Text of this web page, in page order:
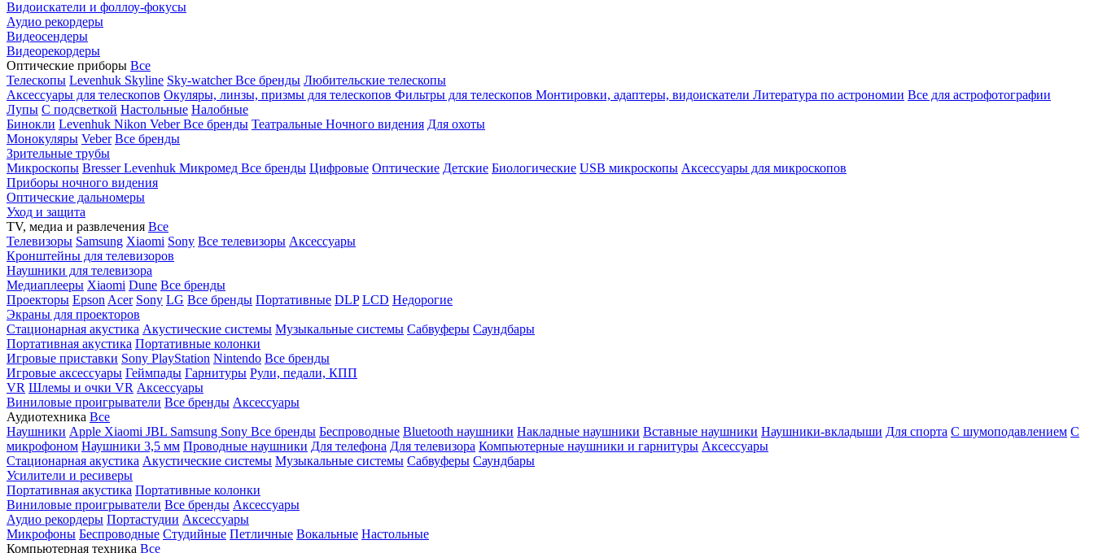
Видоискатели и фоллоу-фокусы
Аудио рекордеры
Видеосендеры
Видеорекордеры
Оптические приборы Все
Телескопы Levenhuk Skyline Sky-watcherВсе бренды Любительские телескопы
Аксессуары для телескопов Окуляры, линзы, призмы для телескопов Фильтры для телескопов Монтировки, адаптеры, видоискатели Литература по астрономии Все для астрофотографии
Лупы С подсветкой Настольные Налобные
Бинокли Levenhuk Nikon VeberВсе бренды Театральные Ночного видения Для охоты
Монокуляры Veber Все бренды
Зрительные трубы
Микроскопы BresserLevenhuk Микромед Все бренды Цифровые Оптические Детские Биологические USB микроскопы Аксессуары для микроскопов
Приборы ночного видения
Оптические дальномеры
Уход и защита
TV, медиа и развлечения Все
Телевизоры Samsung Xiaomi Sony Все телевизоры Аксессуары
Кронштейны для телевизоров
Наушники для телевизора
Медиаплееры Xiaomi Dune Все бренды
Проекторы Epson Acer Sony LG Все бренды Портативные DLP LCD Недорогие
Экраны для проекторов
Стационарная акустика Акустические системы Музыкальные системы Сабвуферы Саундбары
Портативная акустика Портативные колонки
Игровые приставки Sony PlayStation Nintendo Все бренды
Игровые аксессуары Геймпады Гарнитуры Рули, педали, КПП
VR Шлемы и очки VR Аксессуары
Виниловые проигрыватели Все бренды Аксессуары
Аудиотехника Все
Наушники Apple Xiaomi JBL Samsung Sony Все бренды Беспроводные Bluetooth наушники Накладные наушники Вставные наушники Наушники-вкладыши Для спорта С шумоподавлением С
микрофоном Наушники 3,5 мм Проводные наушники Для телефона Для телевизора Компьютерные наушники и гарнитуры Аксессуары
Стационарная акустика Акустические системы Музыкальные системы Сабвуферы Саундбары
Усилители и ресиверы
Портативная акустика Портативные колонки
Виниловые проигрыватели Все бренды Аксессуары
Аудио рекордеры Портастудии Аксессуары
Микрофоны Беспроводные Студийные Петличные Вокальные Настольные
Компьютерная техника Все